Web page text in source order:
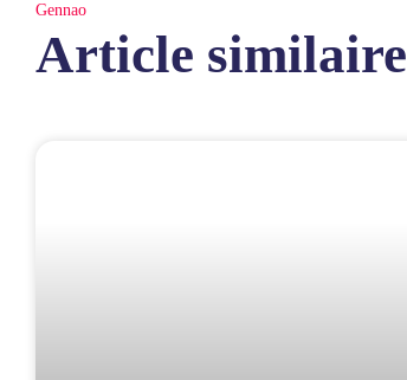
Gennao
Article similaire